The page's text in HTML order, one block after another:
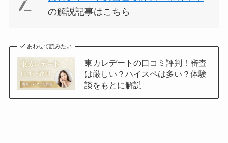
の解説記事はこちら
あわせて読みたい
東カレデートの口コミ評判！審査
は厳しい？ハイスペは多い？体験
談をもとに解説